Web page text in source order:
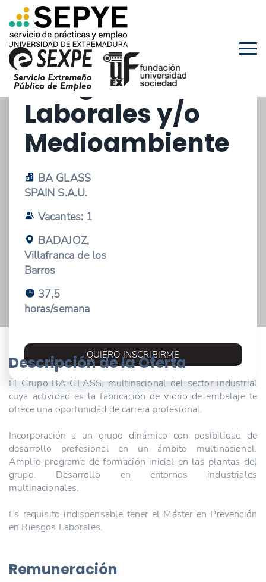
05/03/2025 - OFERTA DE ESTANCIAS EN
EMPRESAS
Prevención de
Riesgos
Laborales y/o
Medioambiente
BA GLASS
SPAIN S.A.U.
Vacantes: 1
BADAJOZ,
Villafranca de los
Barros
37,5
horas/semana
QUIERO INSCRIBIRME
Descripción de la Oferta
El Grupo BA GLASS, multinacional del sector industrial
cuya actividad es la fabricación de vidrio de embalaje te
ofrece una oportunidad de carrera profesional.
Incorporación a un grupo dinámico con posibilidad de
desarrollo profesional en un ámbito multinacional.
Amplio programa de formación inicial en las plantas del
grupo. Desarrollo en entornos industriales
multinacionales.
Es requisito indispensable tener el Máster en Prevención
en Riesgos Laborales.
Remuneración